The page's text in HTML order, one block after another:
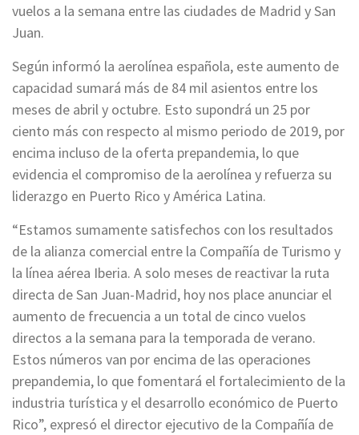
vuelos a la semana entre las ciudades de Madrid y San
Juan.
Según informó la aerolínea española, este aumento de
capacidad sumará más de 84 mil asientos entre los
meses de abril y octubre. Esto supondrá un 25 por
ciento más con respecto al mismo periodo de 2019, por
encima incluso de la oferta prepandemia, lo que
evidencia el compromiso de la aerolínea y refuerza su
liderazgo en Puerto Rico y América Latina.
“Estamos sumamente satisfechos con los resultados
de la alianza comercial entre la Compañía de Turismo y
la línea aérea Iberia. A solo meses de reactivar la ruta
directa de San Juan-Madrid, hoy nos place anunciar el
aumento de frecuencia a un total de cinco vuelos
directos a la semana para la temporada de verano.
Estos números van por encima de las operaciones
prepandemia, lo que fomentará el fortalecimiento de la
industria turística y el desarrollo económico de Puerto
Rico”, expresó el director ejecutivo de la Compañía de